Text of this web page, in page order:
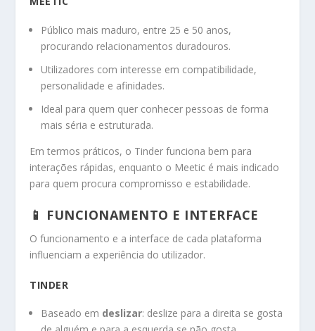
Público mais maduro, entre 25 e 50 anos,
procurando relacionamentos duradouros.
Utilizadores com interesse em compatibilidade,
personalidade e afinidades.
Ideal para quem quer conhecer pessoas de forma
mais séria e estruturada.
Em termos práticos, o Tinder funciona bem para
interações rápidas, enquanto o Meetic é mais indicado
para quem procura compromisso e estabilidade.
📱 FUNCIONAMENTO E INTERFACE
O funcionamento e a interface de cada plataforma
influenciam a experiência do utilizador.
TINDER
Baseado em deslizar: deslize para a direita se gosta